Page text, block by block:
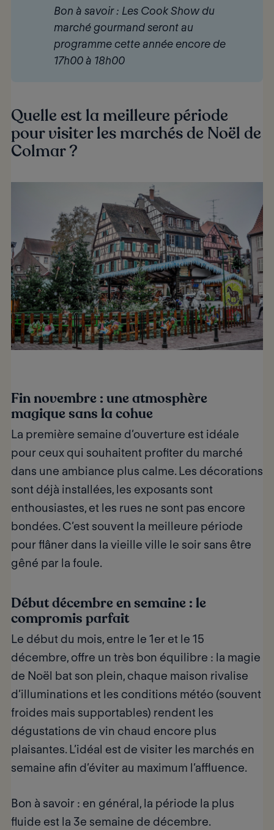
Bon à savoir : Les Cook Show du
marché gourmand seront au
programme cette année encore de
17h00 à 18h00
Quelle est la meilleure période
pour visiter les marchés de Noël de
Colmar ?
Fin novembre : une atmosphère
magique sans la cohue
La première semaine d’ouverture est idéale
pour ceux qui souhaitent profiter du marché
dans une ambiance plus calme. Les décorations
sont déjà installées, les exposants sont
enthousiastes, et les rues ne sont pas encore
bondées. C’est souvent la meilleure période
pour flâner dans la vieille ville le soir sans être
gêné par la foule.
Début décembre en semaine : le
compromis parfait
Le début du mois, entre le 1er et le 15
décembre, offre un très bon équilibre : la magie
de Noël bat son plein, chaque maison rivalise
d’illuminations et les conditions météo (souvent
froides mais supportables) rendent les
dégustations de vin chaud encore plus
plaisantes. L’idéal est de visiter les marchés en
semaine afin d’éviter au maximum l’affluence.
Bon à savoir : en général, la période la plus
fluide est la 3e semaine de décembre.